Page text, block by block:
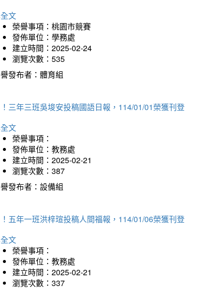
文
榮譽事項：桃園市競賽
發佈單位：學務處
建立時間：2025-02-24
瀏覽次數：535
發布者：體育組
三年三班吳埈安投稿國語日報，114/01/01榮獲刊登
文
榮譽事項：
發佈單位：教務處
建立時間：2025-02-21
瀏覽次數：387
發布者：設備組
五年一班洪梓瑄投稿人間福報，114/01/06榮獲刊登
文
榮譽事項：
發佈單位：教務處
建立時間：2025-02-21
瀏覽次數：337